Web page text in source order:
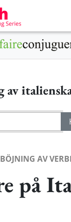
av
BÖJNING AV
på